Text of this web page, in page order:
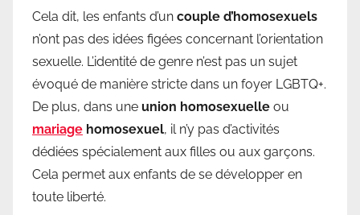
Cela dit, les enfants d’un couple d’homosexuels
n’ont pas des idées figées concernant l’orientation
sexuelle. L’identité de genre n’est pas un sujet
évoqué de manière stricte dans un foyer LGBTQ+.
De plus, dans une union homosexuelle ou
mariage homosexuel, il n’y pas d’activités
dédiées spécialement aux filles ou aux garçons.
Cela permet aux enfants de se développer en
toute liberté.